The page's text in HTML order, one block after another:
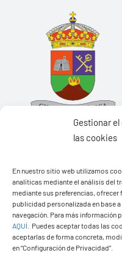
Gestionar
las cookies
En nuestro sitio web utilizamos
analíticas mediante el análisis del
mediante sus preferencias,
publicidad personalizada en base
navegación. Para más
AQUÍ
Puedes aceptar todas las
aceptarlas de forma concreta,
en “Configuración de Privacidad”.
Ayuntamiento de Yaiza
Pza. de Los Remedios, 1
35570 – Yaiza
Tel:928 83 62 20